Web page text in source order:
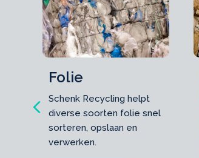
Folie
Schenk Recycling helpt
diverse soorten folie snel
sorteren, opslaan en
verwerken.
Previous